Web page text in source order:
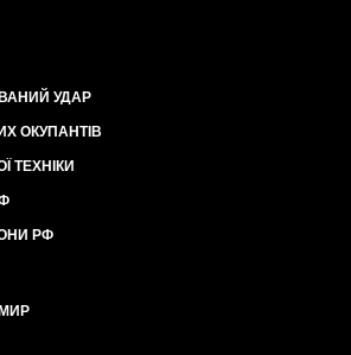
УДАР
ОКУПАНТІВ
ТЕХНІКИ
РФ